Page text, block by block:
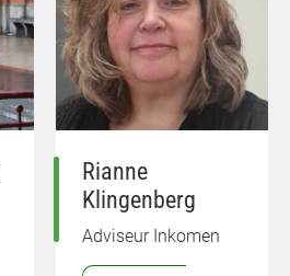
Rianne
Klingenberg
Adviseur Inkomen